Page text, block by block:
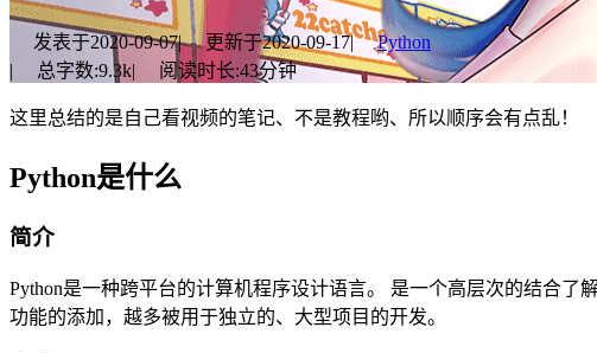
发表于2020-09-07| 更新于2020-09-17|
Python
|
总字数:9.3k| 阅读时长:43分钟
这里总结的是自己看视频的笔记、不是教程哟、所以顺序会有点乱！
Python是什么
简介
Python是一种跨平台的计算机程序设计语言。 是一个高层次的结合
功能的添加，越多被用于独立的、大型项目的开发。